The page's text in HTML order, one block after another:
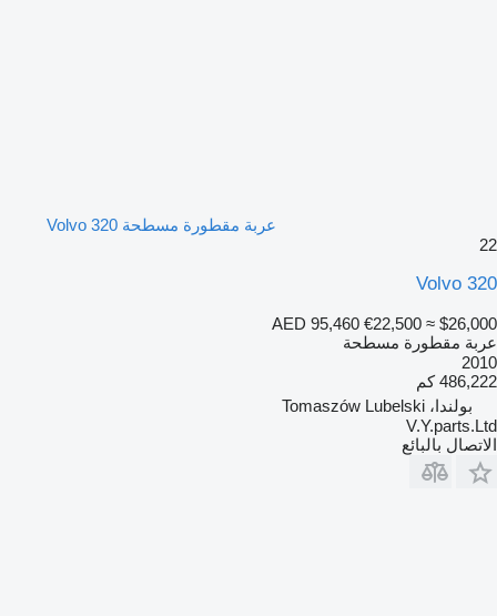
عربة مقطورة مسطحة Volvo 320
22
Volvo 320
AED 95,460 €22,500 ≈ $26,000
عربة مقطورة مسطحة
2010
486,222 كم
بولندا، Tomaszów Lubelski
V.Y.parts.Ltd
الاتصال بالبائع